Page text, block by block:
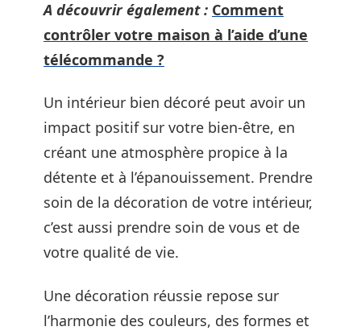
A découvrir également : Comment
contrôler votre maison à l’aide d’une
télécommande ?
Un intérieur bien décoré peut avoir un
impact positif sur votre bien-être, en
créant une atmosphère propice à la
détente et à l’épanouissement. Prendre
soin de la décoration de votre intérieur,
c’est aussi prendre soin de vous et de
votre qualité de vie.
Une décoration réussie repose sur
l’harmonie des couleurs, des formes et